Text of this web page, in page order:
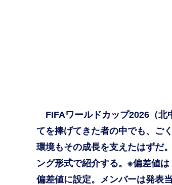
FIFAワールドカップ2026（北
てを捧げてきた者の中でも、ご
環境もその成長を支えたはずだ
ング形式で紹介する。※偏差値
偏差値に設定。メンバーは発表